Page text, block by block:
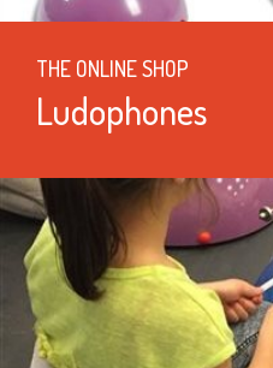
THE ONLINE SHOP
Ludophones